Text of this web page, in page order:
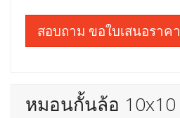
สอบถาม ขอใบเสนอราคา
หมอนกั้นล้อ 10x10